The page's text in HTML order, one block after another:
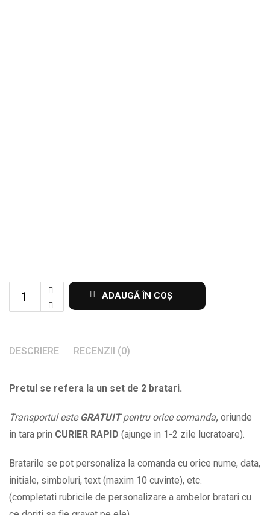
Set
personalizate
nume
alegere
BPC462
quantity
ADAUGĂ ÎN COȘ
DESCRIERE RECENZII (0)
Pretul se refera la un set de 2 bratari.
Transportul esteGRATUITpentru orice comanda, oriunde
in tara prin CURIER RAPID (ajunge in 1-2 zile lucratoare).
Bratarile se pot personaliza la comanda cu orice nume, data,
initiale, simboluri, text (maxim 10 cuvinte), etc.
(completati rubricile de personalizare a ambelor bratari cu